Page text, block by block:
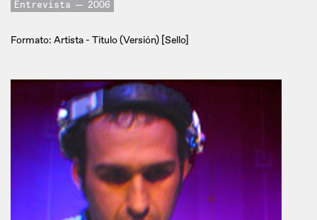
Entrevista 2006
Formato: Artista - Titulo (Versión) [Sello]